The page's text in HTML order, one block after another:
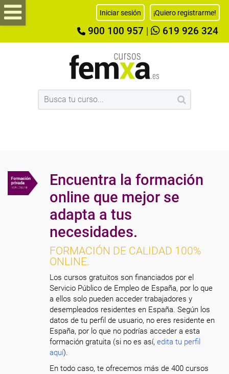
Iniciar sesión ¡Quiero registrarme!
900 100 957 619 926 324
Encuentra la formación
online que mejor se
adapta a tus
necesidades.
FORMACIÓN DE CALIDAD 100%
ONLINE.
Los cursos gratuitos son financiados por el
Servicio Público de Empleo de España, por lo que
a ellos solo pueden acceder trabajadores y
desempleados residentes en España. Según los
datos de tu perfil de usuario, no eres residente en
España, por lo que no podrías acceder a esta
formación gratuita (si no es así,edita tu perfil
aquí).
En todo caso, te ofrecemos más de 400 cursos